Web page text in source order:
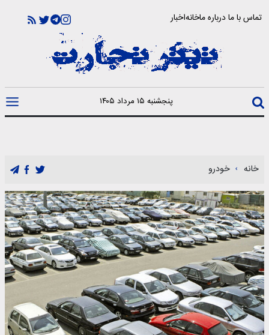
تماس با مادرباره ماخانهاخبار
پنجشنبه ۱۵ مرداد ۱۴۰۵
خانه خودرو